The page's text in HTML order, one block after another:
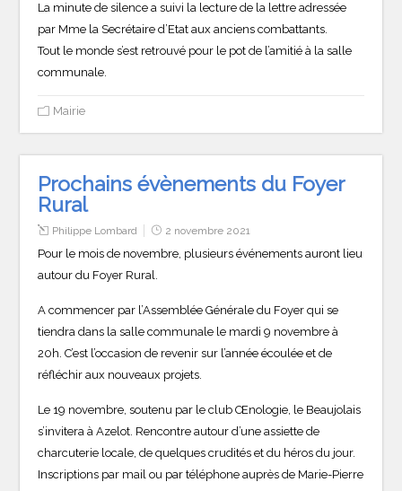
La minute de silence a suivi la lecture de la lettre adressée
par Mme la Secrétaire d’Etat aux anciens combattants.
Tout le monde s’est retrouvé pour le pot de l’amitié à la salle
communale.
Mairie
Prochains évènements du Foyer
Rural
Philippe Lombard 2 novembre 2021
Pour le mois de novembre, plusieurs événements auront lieu
autour du Foyer Rural.
A commencer par l’Assemblée Générale du Foyer qui se
tiendra dans la salle communale le mardi 9 novembre à
20h. C’est l’occasion de revenir sur l’année écoulée et de
réfléchir aux nouveaux projets.
Le 19 novembre, soutenu par le club Œnologie, le Beaujolais
s’invitera à Azelot. Rencontre autour d’une assiette de
charcuterie locale, de quelques crudités et du héros du jour.
Inscriptions par mail ou par téléphone auprès de Marie-Pierre